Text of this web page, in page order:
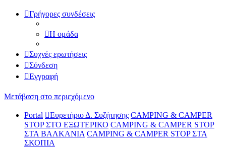
Γρήγορες συνδέσεις
Η ομάδα
Συχνές ερωτήσεις
Σύνδεση
Εγγραφή
Μετάβαση στο περιεχόμενο
Portal Ευρετήριο Δ. Συζήτησης CAMPING & CAMPER
STOP ΣΤΟ ΕΞΩΤΕΡΙΚΟ CAMPING & CAMPER STOP
ΣΤΑ ΒΑΛΚΑΝΙΑ CAMPING & CAMPER STOP ΣΤΑ
ΣΚΟΠΙΑ